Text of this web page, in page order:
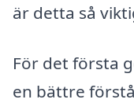
är detta så
För det första
en bättre